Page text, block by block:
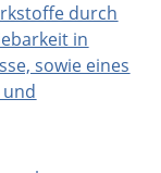
durch
in
sowie eines